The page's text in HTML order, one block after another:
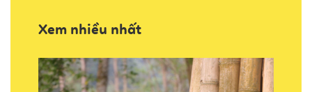
Xem nhiều nhất